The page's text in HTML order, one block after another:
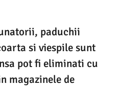
paduchii
si viespile sunt
pot fi eliminati cu
magazinele de